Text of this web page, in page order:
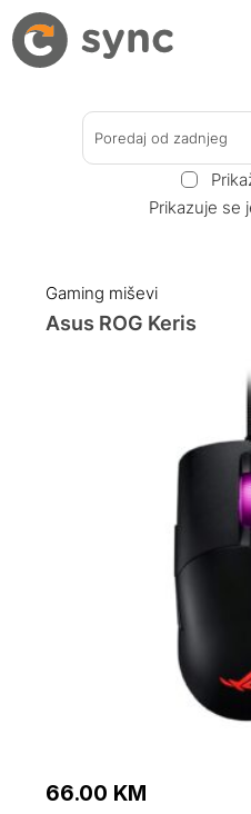
Poredaj od zadnjeg
Prikazuje se
Gaming miševi
Asus ROG Keris
66.00 KM